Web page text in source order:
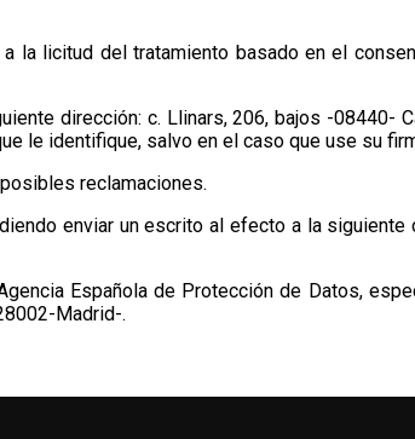
la licitud del tratamiento basado en el
dirección: c. Llinars, 206, bajos -08440-
le identifique, salvo en el caso que use su
reclamaciones.
enviar un escrito al efecto a la siguiente
Española de Protección de Datos,
Madrid-.